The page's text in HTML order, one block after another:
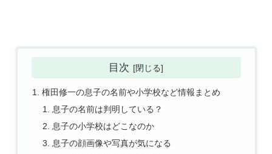
目次
権田修一の息子の名前や小学校など情報まとめ
息子の名前は判明している？
息子の小学校はどこなのか
息子の顔画像や写真が気になる